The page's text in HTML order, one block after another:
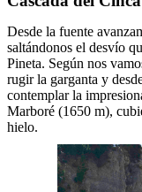
Desde la fuente
saltándonos el desvío
Pineta. Según nos
rugir la garganta y
contemplar la
Marboré (1650 m),
hielo.